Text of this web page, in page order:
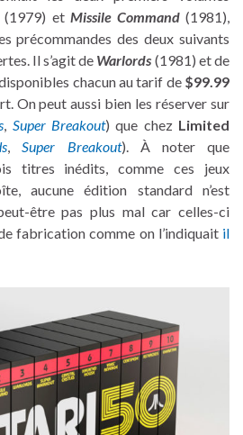
(1979) et Missile Command(1981),
précommandes des deux suivants
Il s’agit de Warlords (1981) et de
chacun au tarif de $99.99
On peut aussi bien les réserver sur
, Super Breakout) que chez Limited
,Super Breakout). À noter que
titres inédits, comme ces jeux
aucune édition standard n’est
être pas plus mal car celles-ci
fabrication comme on l’indiquait il